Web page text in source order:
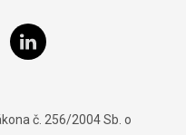
č. 256/2004 Sb. o